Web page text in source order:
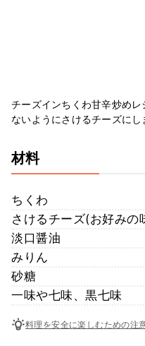
チーズインちくわ甘辛炒め
ないようにさけるチーズにし
材料
ちくわ
さけるチーズ(お好みの
淡口醤油
みりん
砂糖
一味や七味、黒七味
料理を安全に楽しむための注